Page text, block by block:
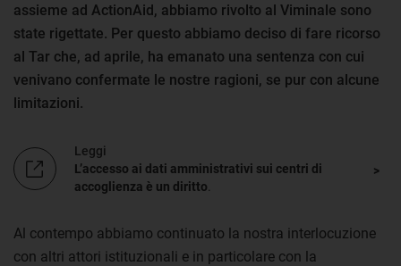
assieme ad ActionAid, abbiamo rivolto al Viminale sono
state rigettate. Per questo abbiamo deciso di fare ricorso
al Tar che, ad aprile, ha emanato una sentenza con cui
venivano confermate le nostre ragioni, se pur con alcune
limitazioni.
Leggi
L’accesso ai dati amministrativi sui centri di
accoglienza è un diritto
Al contempo abbiamo continuato la nostra interlocuzione
con altri attori istituzionali e in particolare con la